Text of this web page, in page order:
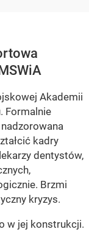
Akademii
Formalnie
kadry
dentystów,
Brzmi
kryzys.
w jej konstrukcji.